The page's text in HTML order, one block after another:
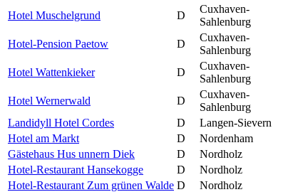
Hotel Muschelgrund D
Cuxhaven-
Sahlenburg
Hotel-Pension Paetow D
Cuxhaven-
Sahlenburg
Hotel Wattenkieker D
Cuxhaven-
Sahlenburg
Hotel Wernerwald D
Cuxhaven-
Sahlenburg
Landidyll Hotel Cordes
D Langen-Sievern
Hotel am Markt
D Nordenham
Gästehaus Hus unnern Diek
D Nordholz
Hotel-Restaurant Hansekogge
D Nordholz
Hotel-Restaurant Zum grünen Walde D Nordholz